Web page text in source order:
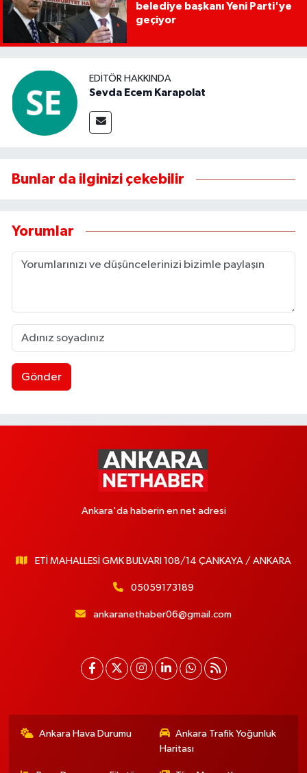
belediye başkanı Yeni Parti'ye
geçiyor
EDITÖR HAKKINDA
Sevda Ecem Karapolat
Bunlar da ilginizi çekebilir
Yorumlar
Gönder
Ankara'da haberin en net adresi
ETİ MAHALLESİ GMK BULVARI 108/14 ÇANKAYA / ANKARA
05059173189
ankaranethaber06@gmail.com
Ankara Hava Durumu
Ankara Trafik Yoğunluk
Haritası